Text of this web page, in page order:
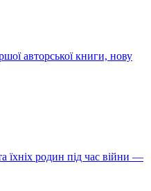
авторської книги, нову
їхніх родин під час війни —